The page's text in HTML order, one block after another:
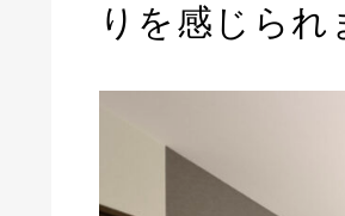
りを感じられ